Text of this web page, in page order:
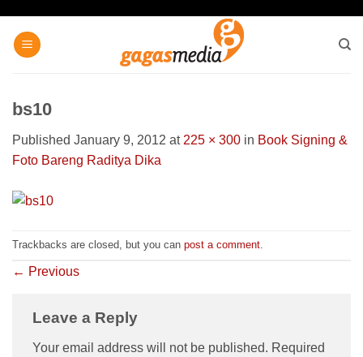
content
bs10
Published January 9, 2012 at 225 × 300 in Book Signing &
Foto Bareng Raditya Dika
Trackbacks are closed, but you can post a comment
← Previous
Leave a Reply
Your email address will not be published. Required